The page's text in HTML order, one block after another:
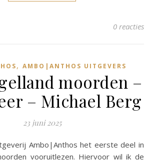
0 reacties
, AMBO|ANTHOS UITGEVERS
moorden –
– Michael Berg
23 juni 2025
vooruitlezen. Hiervoor wil ik de